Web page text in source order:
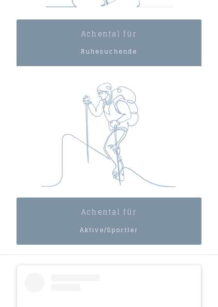
Achental für
Ruhesuchende
Achental für
Aktive/Sportler